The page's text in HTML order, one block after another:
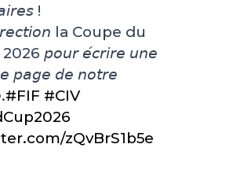
!
la Coupe du
𝘱𝘰𝘶𝘳 𝘦́𝘤𝘳𝘪𝘳𝘦 𝘶𝘯𝘦
𝘱𝘢𝘨𝘦 𝘥𝘦 𝘯𝘰𝘵𝘳𝘦
#FIF #CIV
zQvBrS1b5e